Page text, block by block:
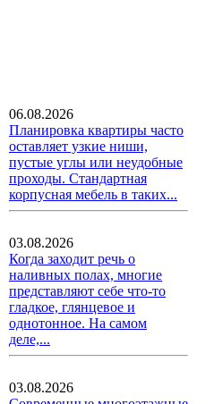
06.08.2026
Планировка квартиры часто
оставляет узкие ниши,
пустые углы или неудобные
проходы. Стандартная
корпусная мебель в таких...
03.08.2026
Когда заходит речь о
наливных полах, многие
представляют себе что-то
гладкое, глянцевое и
однотонное. На самом
деле,...
03.08.2026